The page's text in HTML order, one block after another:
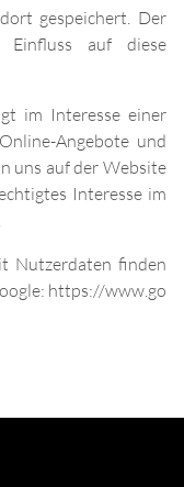
gespeichert. Der
auf diese
im Interesse einer
Angebote und
uns auf der Website
Interesse im
Nutzerdaten finden
https://www.go